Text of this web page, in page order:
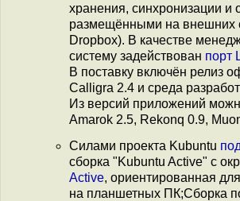
хранения, синхронизации
размещёнными на внешних
Dropbox). В качестве
систему задействован порт
В поставку включён релиз
Calligra 2.4 и среда
Из версий приложений
Amarok 2.5, Rekonq 0.9,
Силами проекта Kubuntu
сборка "Kubuntu Active" с
Active, ориентированная
на планшетных ПК;Сборка